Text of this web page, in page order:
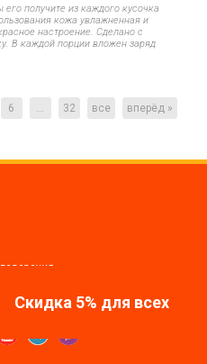
получите из каждого кусочка
кожа увлажненная и
настроение. Сделано с
В каждой порции вложен заряд
6 ... 32 все вперёд »
Скидка 5% для всех